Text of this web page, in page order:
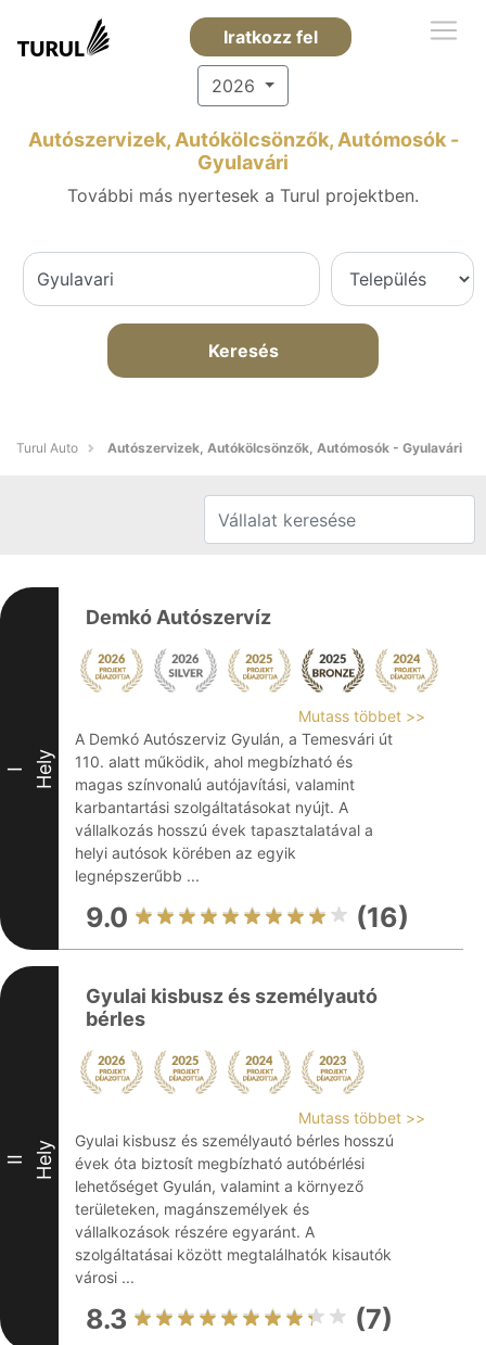
Iratkozz fel
2026
Autószervizek, Autókölcsönzők, Autómosók -
Gyulavári
További más nyertesek a Turul projektben.
Keresés
Turul Auto Autószervizek, Autókölcsönzők, Autómosók - Gyulavári
I Hely
Demkó Autószervíz
Mutass többet >>
A Demkó Autószerviz Gyulán, a Temesvári út
110. alatt működik, ahol megbízható és
magas színvonalú autójavítási, valamint
karbantartási szolgáltatásokat nyújt. A
vállalkozás hosszú évek tapasztalatával a
helyi autósok körében az egyik
legnépszerűbb ...
9.0 (16)
II Hely
Gyulai kisbusz és személyautó
bérles
Mutass többet >>
Gyulai kisbusz és személyautó bérles hosszú
évek óta biztosít megbízható autóbérlési
lehetőséget Gyulán, valamint a környező
területeken, magánszemélyek és
vállalkozások részére egyaránt. A
szolgáltatásai között megtalálhatók kisautók
városi ...
8.3 (7)